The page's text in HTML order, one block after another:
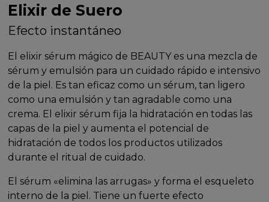
Elixir de Suero
Efecto instantáneo
El elixir sérum mágico de BEAUTY es una mezcla de
sérum y emulsión para un cuidado rápido e intensivo
de la piel. Es tan eficaz como un sérum, tan ligero
como una emulsión y tan agradable como una
crema. El elixir sérum fija la hidratación en todas las
capas de la piel y aumenta el potencial de
hidratación de todos los productos utilizados
durante el ritual de cuidado.
El sérum «elimina las arrugas» y forma el esqueleto
interno de la piel. Tiene un fuerte efecto